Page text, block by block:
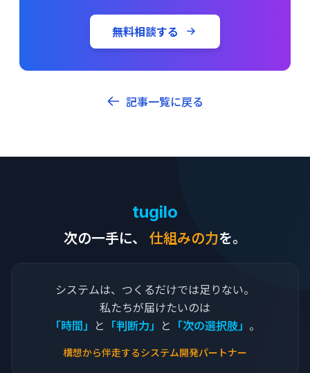
無料相談する
記事一覧に戻る
tugilo
次の一手に、
仕組みの力を。
システムは、つくるだけでは足りない。
私たちが届けたいのは
「時間」 と 「判断力」 と 「次の選択肢」 。
構想から伴走するシステム開発パートナー